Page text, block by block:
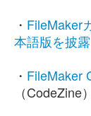
・ FileMaker
本語版を披露
・ FileMaker
（CodeZine）